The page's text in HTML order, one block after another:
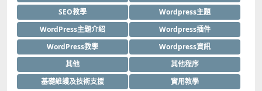
SEO教學
Wordpress主題
WordPress主題介紹
Wordpress插件
WordPress教學
Wordpress資訊
其他
其他程序
基礎維護及技術支援
實用教學